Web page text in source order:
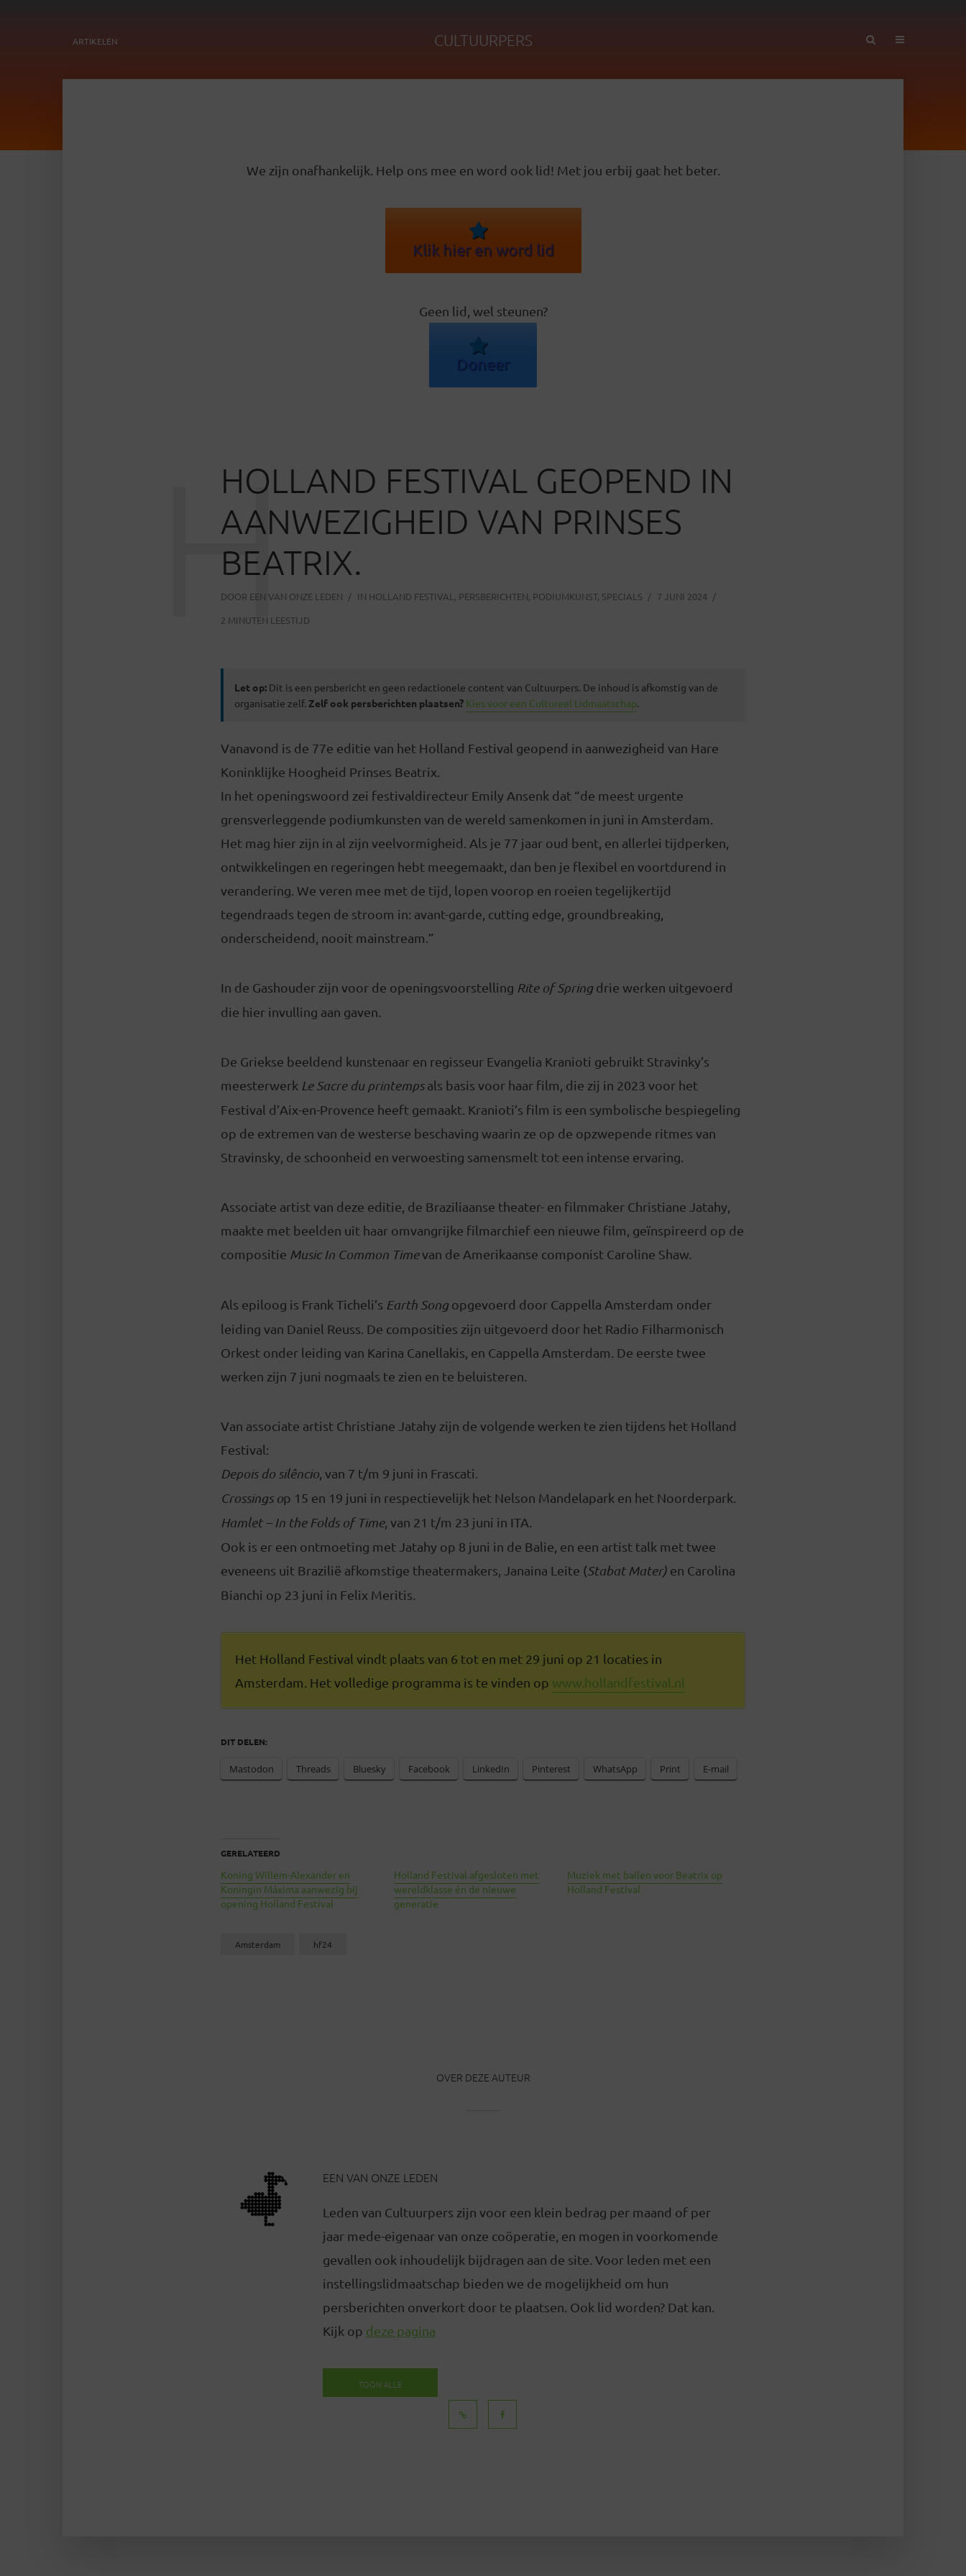
ARTIKELEN CULTUURPERS
We zijn onafhankelijk. Help ons mee en word ook lid! Met jou erbij gaat het beter.
Klik hier en word lid
Geen lid, wel steunen?
Doneer
HOLLAND FESTIVAL GEOPEND IN
AANWEZIGHEID VAN PRINSES
BEATRIX.
DOOR EEN VAN ONZE LEDEN IN HOLLAND FESTIVAL , PERSBERICHTEN, PODIUMKUNST, SPECIALS
7 JUNI 2024
2 MINUTEN LEESTIJD
H
Let op: Dit is een persbericht en geen redactionele content van Cultuurpers. De inhoud is afkomstig van de
organisatie zelf. Zelf ook persberichten plaatsen? Kies voor een Cultureel Lidmaatschap.
Vanavond is de 77e editie van het Holland Festival geopend in aanwezigheid van Hare
Koninklijke Hoogheid Prinses Beatrix.
In het openingswoord zei festivaldirecteur Emily Ansenk dat “de meest urgente
grensverleggende podiumkunsten van de wereld samenkomen in juni in Amsterdam.
Het mag hier zijn in al zijn veelvormigheid. Als je 77 jaar oud bent, en allerlei tijdperken,
ontwikkelingen en regeringen hebt meegemaakt, dan ben je flexibel en voortdurend in
verandering. We veren mee met de tijd, lopen voorop en roeien tegelijkertijd
tegendraads tegen de stroom in: avant-garde, cutting edge, groundbreaking,
onderscheidend, nooit mainstream.”
In de Gashouder zijn voor de openingsvoorstelling Rite of Springdrie werken uitgevoerd
die hier invulling aan gaven.
De Griekse beeldend kunstenaar en regisseur Evangelia Kranioti gebruikt Stravinky’s
meesterwerk Le Sacre du printempsals basis voor haar film, die zij in 2023 voor het
Festival d’Aix-en-Provence heeft gemaakt. Kranioti’s film is een symbolische bespiegeling
op de extremen van de westerse beschaving waarin ze op de opzwepende ritmes van
Stravinsky, de schoonheid en verwoesting samensmelt tot een intense ervaring.
Associate artist van deze editie, de Braziliaanse theater- en filmmaker Christiane Jatahy,
maakte met beelden uit haar omvangrijke filmarchief een nieuwe film, geïnspireerd op de
compositie Music In Common Timevan de Amerikaanse componist Caroline Shaw.
Als epiloog is Frank Ticheli’s Earth Songopgevoerd door Cappella Amsterdam onder
leiding van Daniel Reuss. De composities zijn uitgevoerd door het Radio Filharmonisch
Orkest onder leiding van Karina Canellakis, en Cappella Amsterdam. De eerste twee
werken zijn 7 juni nogmaals te zien en te beluisteren.
Van associate artist Christiane Jatahy zijn de volgende werken te zien tijdens het Holland
Festival:
Depois do silêncio, van 7 t/m 9 juni in Frascati.
Crossings op 15 en 19 juni in respectievelijk het Nelson Mandelapark en het Noorderpark.
Hamlet – In the Folds of Time, van 21 t/m 23 juni in ITA.
Ook is er een ontmoeting met Jatahy op 8 juni in de Balie, en een artist talk met twee
eveneens uit Brazilië afkomstige theatermakers, Janaina Leite (Stabat Mater) en Carolina
Bianchi op 23 juni in Felix Meritis.
Het Holland Festival vindt plaats van 6 tot en met 29 juni op 21 locaties in
Amsterdam. Het volledige programma is te vinden op www.hollandfestival.nl
DIT DELEN:
Mastodon Threads Bluesky Facebook LinkedIn Pinterest WhatsApp Print E-mail
GERELATEERD
Koning Willem-Alexander en
Koningin Máxima aanwezig bij
opening Holland Festival
Holland Festival afgesloten met
wereldklasse én de nieuwe
generatie
Muziek met ballen voor Beatrix op
Holland Festival
Amsterdam hf24
OVER DEZE AUTEUR
EEN VAN ONZE LEDEN
Leden van Cultuurpers zijn voor een klein bedrag per maand of per
jaar mede-eigenaar van onze coöperatie, en mogen in voorkomende
gevallen ook inhoudelijk bijdragen aan de site. Voor leden met een
instellingslidmaatschap bieden we de mogelijkheid om hun
persberichten onverkort door te plaatsen. Ook lid worden? Dat kan.
Kijk op deze pagina
TOON ALLE